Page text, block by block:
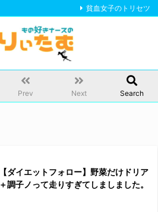
Prev Next Search
貧血女子のトリセツ
【ダイエットフォロー】野菜だけドリア
＋調子ノって走りすぎてしましました。